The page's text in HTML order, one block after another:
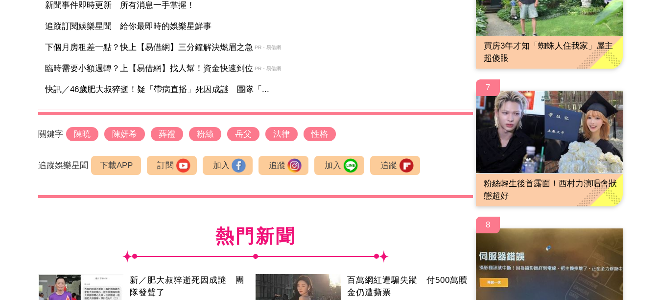
新聞事件即時更新 所有消息一手掌握！
追蹤訂閱娛樂星聞 給你最即時的娛樂星鮮事
下個月房租差一點？快上【易借網】三分鐘解決燃眉之急 PR・易借網
臨時需要小額週轉？上【易借網】找人幫！資金快速到位 PR・易借網
快訊／46歲肥大叔猝逝！疑「帶病直播」死因成謎 團隊「...
關鍵字 陳曉 陳妍希 葬禮 粉絲 岳父 法律 性格
追蹤娛樂星聞 下載APP 訂閱 加入 追蹤 加入 追蹤
熱門新聞
新／肥大叔猝逝死因成謎 團
隊發聲了
百萬網紅遭騙失蹤 付500萬贖
金仍遭撕票
買房3年才知「蜘蛛人住我家」屋主
超傻眼
7
粉絲輕生後首露面！西村力演唱會狀
態超好
8